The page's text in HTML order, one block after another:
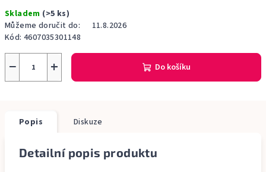
cena:
Skladem (>5 ks)
Můžeme doručit do:
11.8.2026
Kód: 4607035301148
+
− Do košíku
Popis Diskuze
Detailní popis produktu